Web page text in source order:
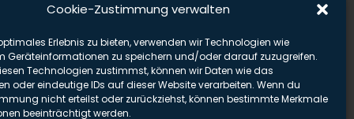
Cookie-Zustimmung verwalten
Erlebnis zu bieten, verwenden wir Technologien wie
Geräteinformationen zu speichern und/oder darauf zuzugreifen.
Technologien zustimmst, können wir Daten wie das
oder eindeutige IDs auf dieser Website verarbeiten. Wenn du
nicht erteilst oder zurückziehst, können bestimmte Merkmale
beeinträchtigt werden.